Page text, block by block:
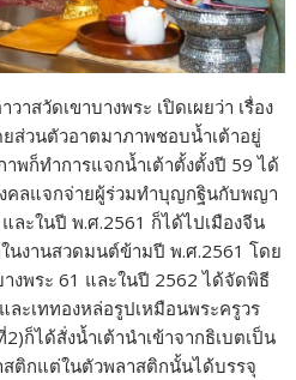
าสวัดเขาบางพระ เปิดเผยว่า เรื่อง
ยส่วนตัวอาตมาภาพชอบน้ำเต้าอยู่
พก็ทำการแจกน้ำเต้าตั้งตั้งปี 59 ได้
คลแจกจ่ายผู้ร่วมทำบุญกฐินกับพญา
ละในปี พ.ศ.2561 ก็ได้ไปเมืองจีน
ในงานสวดมนต์ข้ามปี พ.ศ.2561 โดย
งพระ 61 และในปี 2562 ได้จัดพิธี
ละเททองหล่อรูปเหมือนพระครูวร
ก็ได้สั่งน้ำเต้านำเข้าจากธิเบตเป็น
ติกแต่ในตัวพลาสติกนั้นได้บรรจุ